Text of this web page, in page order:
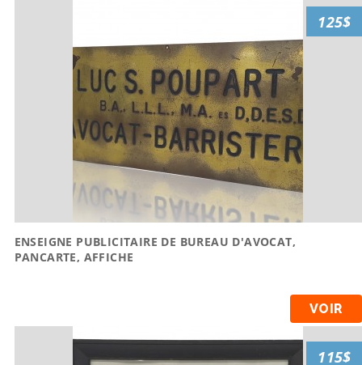
ENSEIGNE PUBLICITAIRE DE BUREAU D'AVOCAT,
PANCARTE, AFFICHE
VOIR
125$
115$